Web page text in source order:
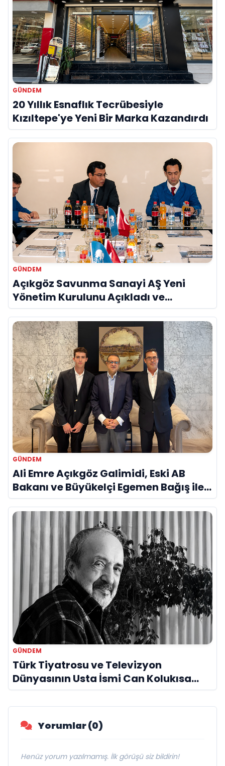
GÜNDEM
20 Yıllık Esnaflık Tecrübesiyle
Kızıltepe'ye Yeni Bir Marka Kazandırdı
GÜNDEM
Açıkgöz Savunma Sanayi AŞ Yeni
Yönetim Kurulunu Açıkladı ve
Savunma Sanayinde Küresel Vizyon
Vurgusu
GÜNDEM
Ali Emre Açıkgöz Galimidi, Eski AB
Bakanı ve Büyükelçi Egemen Bağış ile
Bir Araya Geldi
GÜNDEM
Türk Tiyatrosu ve Televizyon
Dünyasının Usta İsmi Can Kolukısa
Hayatını Kaybetti
Yorumlar (0)
Henüz yorum yazılmamış. İlk görüşü siz bildirin!